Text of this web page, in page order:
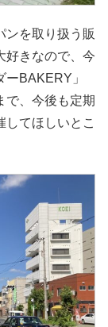
ンを取り扱う販
好きなので、今
BAKERY」
で、今後も定期
してほしいとこ